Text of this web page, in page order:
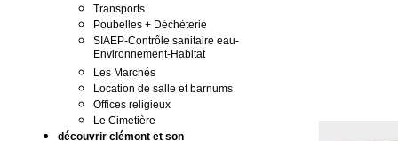
Transports
Poubelles + Déchèterie
SIAEP-Contrôle sanitaire eau-
Environnement-Habitat
Les Marchés
Location de salle et barnums
Offices religieux
Le Cimetière
découvrir clémont et son